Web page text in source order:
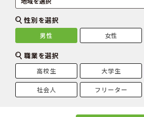
性別を選択
男性 女性
職業を選択
高校生 大学生
社会人 フリーター